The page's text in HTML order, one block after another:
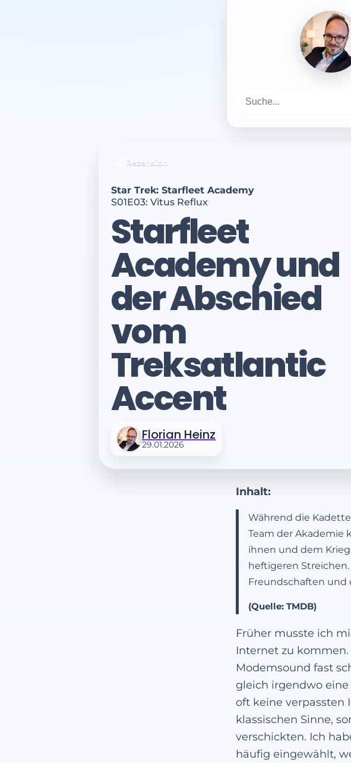
Rezension
Star Trek: Starfleet Academy
S01E03: Vitus Reflux
Starfleet
Academy und
der Abschied
vom
Treksatlantic
Accent
Florian Heinz
29.01.2026
Inhalt:
Während die
Team der Akademie
ihnen und dem
heftigeren
Freundschaften und
(Quelle: TMDB)
Früher musste ich
Internet zu
Modemsound fast
gleich irgendwo
oft keine verpassten
klassischen Sinne,
verschickten. Ich
häufig eingewählt,